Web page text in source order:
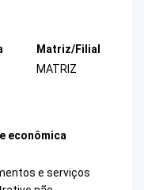
Matriz/Filial
MATRIZ
econômica
e serviços